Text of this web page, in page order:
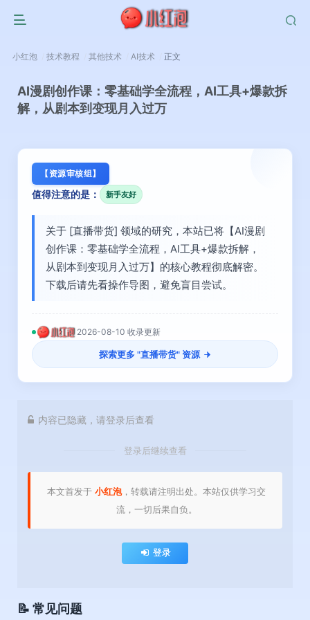
小红泡 技术教程 其他技术 AI技术 正文
AI漫剧创作课：零基础学全流程，AI工具+爆款拆
解，从剧本到变现月入过万
【资源审核组】
值得注意的是： 新手友好
关于 [直播带货] 领域的研究，本站已将【AI漫剧
创作课：零基础学全流程，AI工具+爆款拆解，
从剧本到变现月入过万】的核心教程彻底解密。
下载后请先看操作导图，避免盲目尝试。
2026-08-10 收录更新
探索更多 "直播带货" 资源
内容已隐藏，请登录后查看
登录后继续查看
本文首发于 小红泡，转载请注明出处。本站仅供学习交
流，一切后果自负。
登录
📝 常见问题